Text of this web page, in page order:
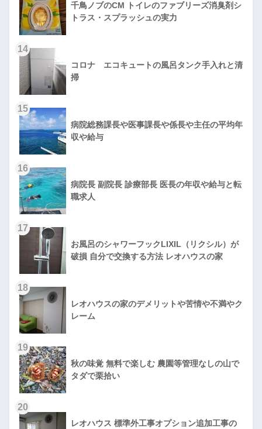
千鳥ノブのCM トイレのファブリーズ消臭剤シ
トラス・スプラッシュの実力
14
コロナ エコキュートの風呂タンク手入れと清
掃
15
病院総務課長や医事課長や係長や主任の平均年
収や給与
16
病院長 副院長 診療部長 医長の年収や給与と転
職求人
17
お風呂のシャワーフックLIXIL（リクシル）が
破損 自分で交換する方法 レオハウスの家
18
レオハウスの家のデメリットや苦情や不満やク
レーム
19
秋の味覚 無料で楽しむ 農園等管理なしの山で
タダで栗拾い
20
レオハウス 標準外工事オプション追加工事の